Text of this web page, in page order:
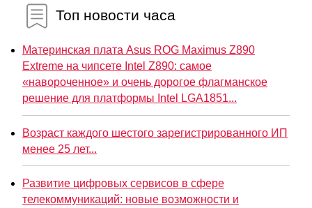
Топ новости часа
Материнская плата Asus ROG Maximus Z890
Extreme на чипсете Intel Z890: самое
«навороченное» и очень дорогое флагманское
решение для платформы Intel LGA1851...
Возраст каждого шестого зарегистрированного ИП
менее 25 лет...
Развитие цифровых сервисов в сфере
телекоммуникаций: новые возможности и